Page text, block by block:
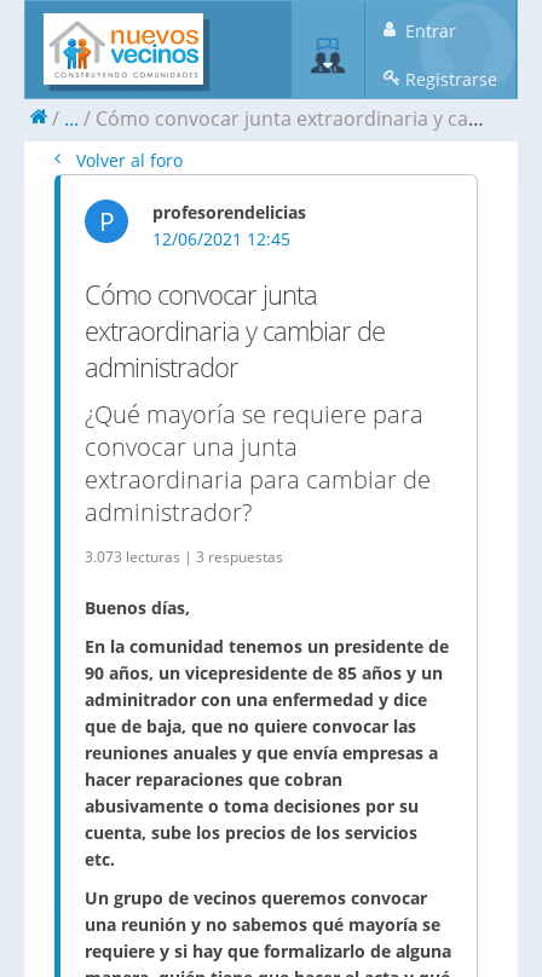
Entrar
Registrarse
... Cómo convocar junta extraordinaria y cambiar de administrador
Volver al foro
P
profesorendelicias
12/06/2021 12:45
Cómo convocar junta
extraordinaria y cambiar de
administrador
¿Qué mayoría se requiere para
convocar una junta
extraordinaria para cambiar de
administrador?
3.073 lecturas | 3 respuestas
Buenos días,
En la comunidad tenemos un presidente de
90 años, un vicepresidente de 85 años y un
adminitrador con una enfermedad y dice
que de baja, que no quiere convocar las
reuniones anuales y que envía empresas a
hacer reparaciones que cobran
abusivamente o toma decisiones por su
cuenta, sube los precios de los servicios
etc.
Un grupo de vecinos queremos convocar
una reunión y no sabemos qué mayoría se
requiere y si hay que formalizarlo de alguna